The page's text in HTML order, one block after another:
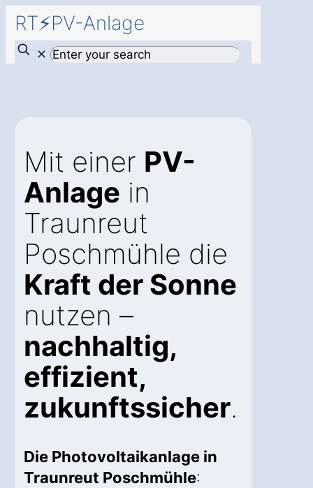
RT⚡PV-Anlage
✕
Mit einer PV-
Anlage in
Traunreut
Poschmühle die
Kraft der Sonne
nutzen –
nachhaltig,
effizient,
zukunftssicher.
Die Photovoltaikanlage in
Traunreut Poschmühle: